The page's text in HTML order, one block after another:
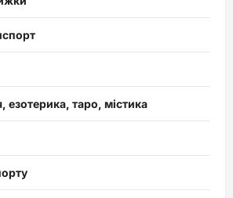
езотерика, таро, містика